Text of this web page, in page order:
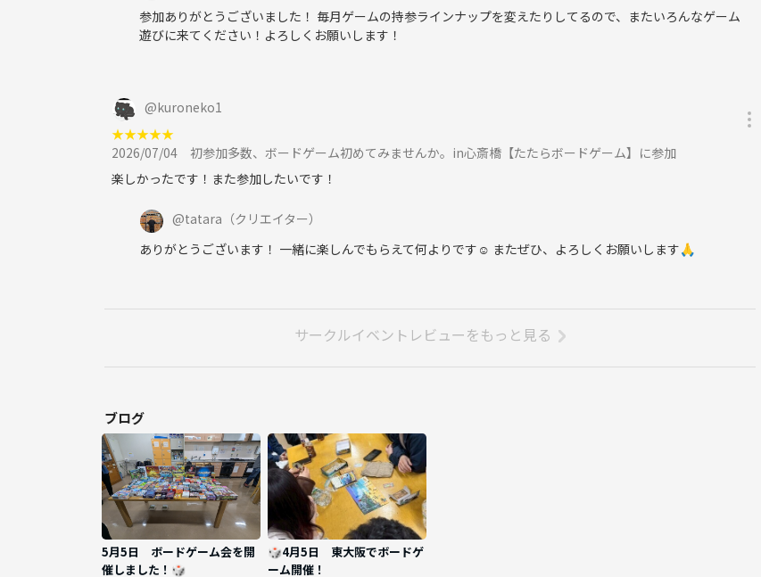
・ボードゲーム（持ち込み自由）
・飲み物（アルコールもok）
■参加禁止事項
・勧誘や引き抜き・しつこいナンパ・暴言など一切禁止としております。
・最悪の場合は途中退場のお声かけする場合があります。
・見かけた方、気になった方は主催者まで遠慮なくお声かけください。
参加ありがとうございました！ 毎月ゲームの持参ラインナップを変えたりしてるので、またいろんなゲーム
遊びに来てください！よろしくお願いします！
@kuroneko1
★★★★★
2026/07/04
初参加多数、ボードゲーム初めてみませんか。in心斎橋【たたらボードゲーム】に参加
楽しかったです！また参加したいです！
@tatara （クリエイター）
ありがとうございます！ 一緒に楽しんでもらえて何よりです☺️ またぜひ、よろしくお願いします🙏
サークルイベントレビューをもっと見る
ブログ
5月5日 ボードゲーム会を開
催しました！🎲
🎲4月5日 東大阪でボードゲ
ーム開催！